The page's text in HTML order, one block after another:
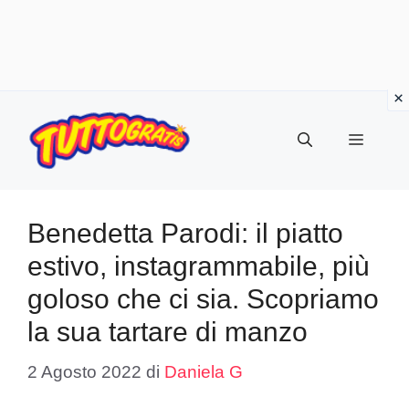
contenuto
Menu
Benedetta Parodi: il piatto
estivo, instagrammabile, più
goloso che ci sia. Scopriamo
la sua tartare di manzo
2 Agosto 2022 di Daniela G